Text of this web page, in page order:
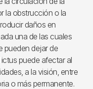
la obstrucción o la
daños en
una de las cuales
pueden dejar de
puede afectar al
a la visión, entre
o más permanente.